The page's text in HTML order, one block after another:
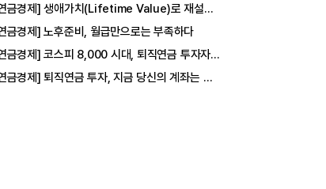
경제] 생애가치(Lifetime Value)로 재설계하는 은퇴 후 안정적 생활보장과 평생소득 전략
금경제] 노후준비, 월급만으로는 부족하다
경제] 코스피 8,000 시대, 퇴직연금 투자자는 왜 지금 FOMO를 경계해야 하는가
금경제] 퇴직연금 투자, 지금 당신의 계좌는 어느 편인가?